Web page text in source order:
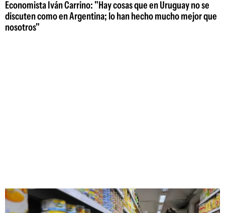
Economista Iván Carrino: "Hay cosas que en Uruguay no se
discuten como en Argentina; lo han hecho mucho mejor que
nosotros"